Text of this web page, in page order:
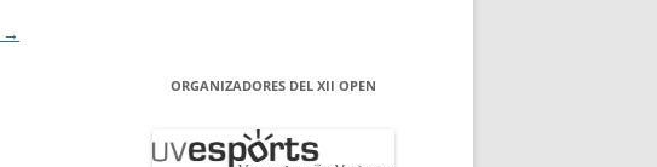
→
ORGANIZADORES DEL XII OPEN